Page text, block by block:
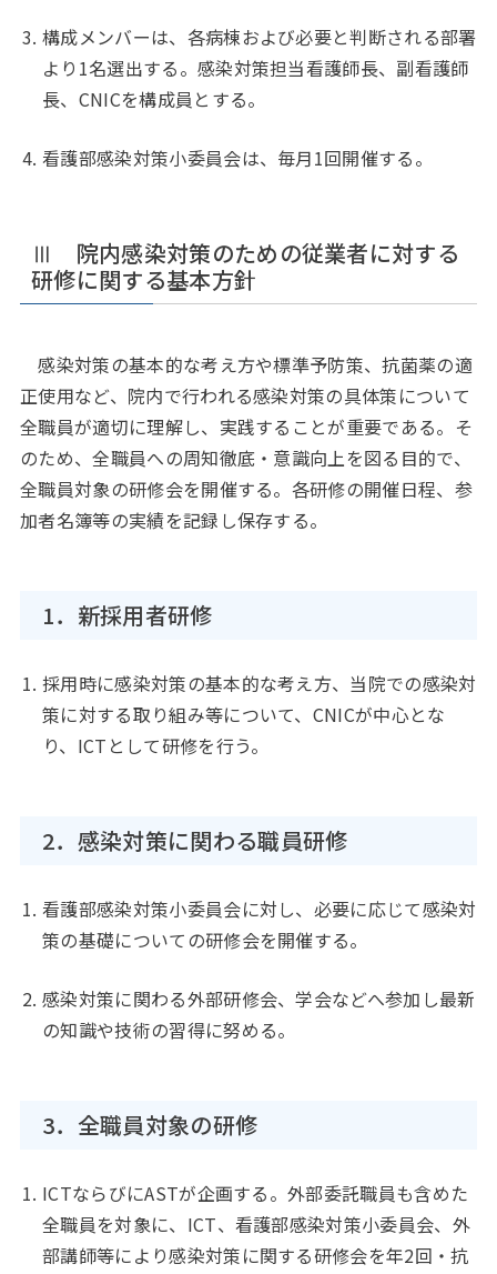
構成メンバーは、各病棟および必要と判断される部署
より1名選出する。感染対策担当看護師長、副看護師
長、CNICを構成員とする。
看護部感染対策小委員会は、毎月1回開催する。
Ⅲ 院内感染対策のための従業者に対する
研修に関する基本方針
感染対策の基本的な考え方や標準予防策、抗菌薬の適
正使用など、院内で行われる感染対策の具体策について
全職員が適切に理解し、実践することが重要である。そ
のため、全職員への周知徹底・意識向上を図る目的で、
全職員対象の研修会を開催する。各研修の開催日程、参
加者名簿等の実績を記録し保存する。
1．新採用者研修
採用時に感染対策の基本的な考え方、当院での感染対
策に対する取り組み等について、CNICが中心とな
り、ICTとして研修を行う。
2．感染対策に関わる職員研修
看護部感染対策小委員会に対し、必要に応じて感染対
策の基礎についての研修会を開催する。
感染対策に関わる外部研修会、学会などへ参加し最新
の知識や技術の習得に努める。
3．全職員対象の研修
ICTならびにASTが企画する。外部委託職員も含めた
全職員を対象に、ICT、看護部感染対策小委員会、外
部講師等により感染対策に関する研修会を年2回・抗